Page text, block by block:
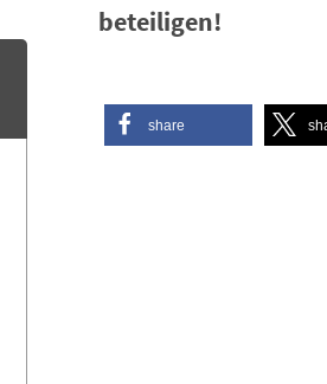
beteiligen!
share